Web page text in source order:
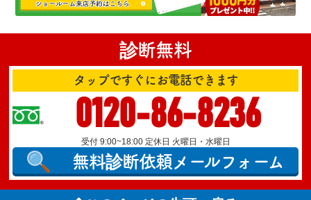
診断無料
タップですぐにお電話できます
0120-86-8236
受付 9:00~18:00 定休日 火曜日・水曜日
無料診断依頼 メールフォーム